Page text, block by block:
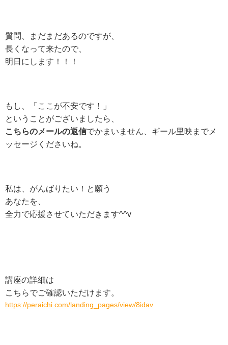
質問、まだまだあるのですが、
長くなって来たので、
明日にします！！！
もし、「ここが不安です！」
ということがございましたら、
こちらのメールの返信でかまいません、 ギール里映までメ
ッセージくださいね。
私は、がんばりたい！と願う
あなたを、
全力で応援させていただきます^^v
講座の詳細は
こちらでご確認いただけます。
https://peraichi.com/landing_pages/view/8idav